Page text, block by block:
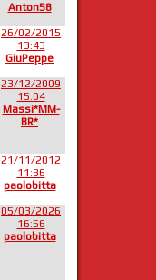
Anton58
26/02/2015
13:43
GiuPeppe
23/12/2009
15:04
Massi*MM-
BR*
21/11/2012
11:36
paolobitta
05/03/2026
16:56
paolobitta